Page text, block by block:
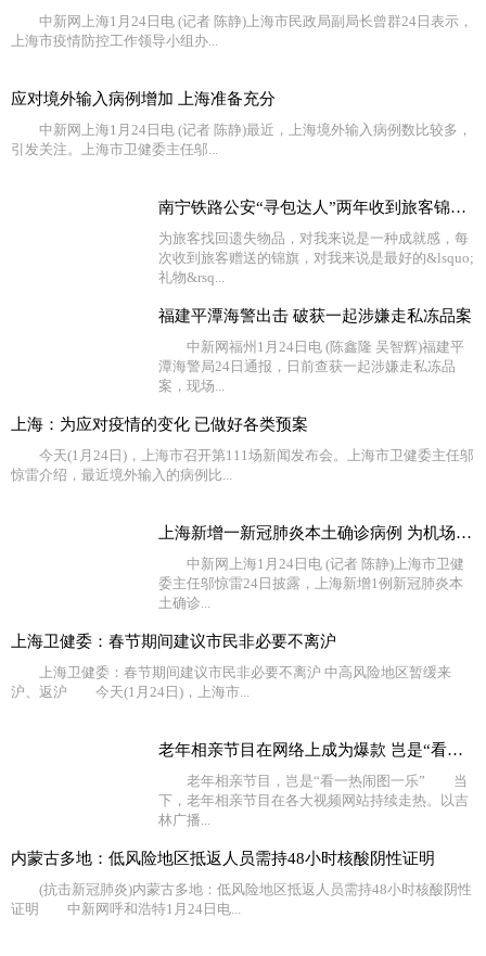
中新网上海1月24日电 (记者 陈静)上海市民政局副局长曾群24日表示，
上海市疫情防控工作领导小组办...
应对境外输入病例增加 上海准备充分
中新网上海1月24日电 (记者 陈静)最近，上海境外输入病例数比较多，
引发关注。上海市卫健委主任邬...
南宁铁路公安“寻包达人”两年收到旅客锦旗116面
为旅客找回遗失物品，对我来说是一种成就感，每
次收到旅客赠送的锦旗，对我来说是最好的&lsquo;
礼物&rsq...
福建平潭海警出击 破获一起涉嫌走私冻品案
中新网福州1月24日电 (陈鑫隆 吴智辉)福建平
潭海警局24日通报，日前查获一起涉嫌走私冻品
案，现场...
上海：为应对疫情的变化 已做好各类预案
今天(1月24日)，上海市召开第111场新闻发布会。上海市卫健委主任邬
惊雷介绍，最近境外输入的病例比...
上海新增一新冠肺炎本土确诊病例 为机场工作人员
中新网上海1月24日电 (记者 陈静)上海市卫健
委主任邬惊雷24日披露，上海新增1例新冠肺炎本
土确诊...
上海卫健委：春节期间建议市民非必要不离沪
上海卫健委：春节期间建议市民非必要不离沪 中高风险地区暂缓来
沪、返沪 今天(1月24日)，上海市...
老年相亲节目在网络上成为爆款 岂是“看一热闹图一乐”
老年相亲节目，岂是“看一热闹图一乐” 当
下，老年相亲节目在各大视频网站持续走热。以吉
林广播...
内蒙古多地：低风险地区抵返人员需持48小时核酸阴性证明
(抗击新冠肺炎)内蒙古多地：低风险地区抵返人员需持48小时核酸阴性
证明 中新网呼和浩特1月24日电...